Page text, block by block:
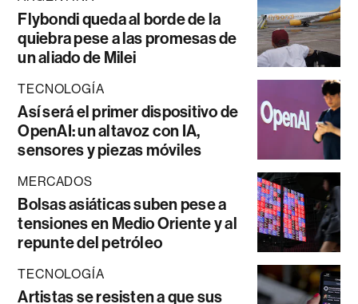
Flybondi queda al borde de la
quiebra pese a las promesas de
un aliado de Milei
TECNOLOGÍA
Así será el primer dispositivo de
OpenAI: un altavoz con IA,
sensores y piezas móviles
MERCADOS
Bolsas asiáticas suben pese a
tensiones en Medio Oriente y al
repunte del petróleo
TECNOLOGÍA
Artistas se resisten a que sus